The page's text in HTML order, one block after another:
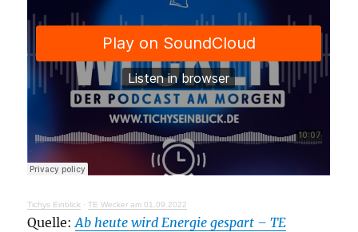
Tichys Einblick ·TE Wecker am 01.09.2022
Quelle:Ab heute wird Energie gespart – TE